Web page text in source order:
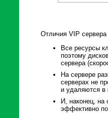
Отличия VIP
Все ресурсы
поэтому
сервера
На сервере
серверах не
и удаляются в
И, наконец, на
эффективно